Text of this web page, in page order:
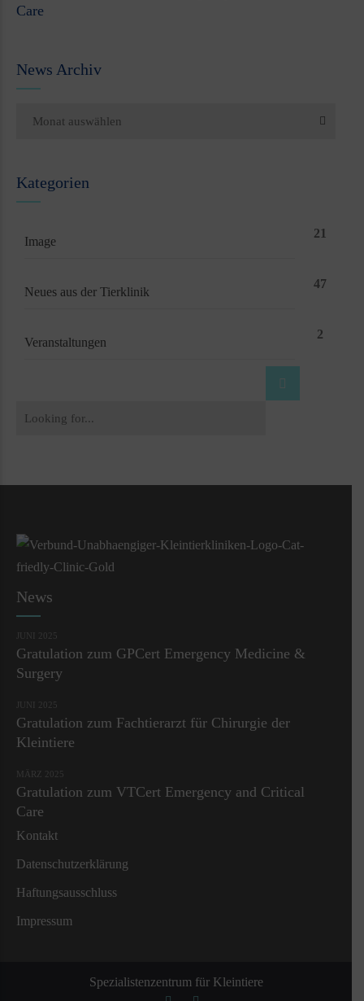
Care
News Archiv
Monat auswählen
Kategorien
Image
21
Neues aus der Tierklinik
47
Veranstaltungen
2
News
JUNI 2025
Gratulation zum GPCert Emergency Medicine &
Surgery
JUNI 2025
Gratulation zum Fachtierarzt für Chirurgie der
Kleintiere
MÄRZ 2025
Gratulation zum VTCert Emergency and Critical
Care
Kontakt
Datenschutzerklärung
Haftungsausschluss
Impressum
Spezialistenzentrum für Kleintiere